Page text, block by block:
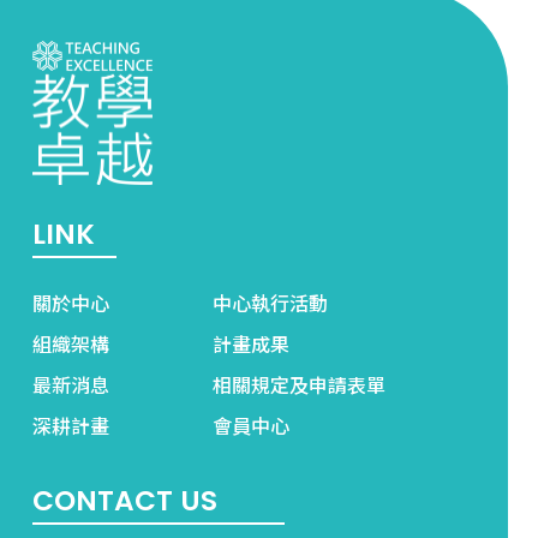
LINK
關於中心
中心執行活動
組織架構
計畫成果
最新消息
相關規定及申請表單
深耕計畫
會員中心
CONTACT US